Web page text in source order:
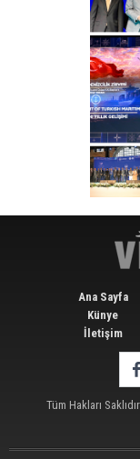
Ana Sayfa
Künye
İletişim
Tüm Hakları